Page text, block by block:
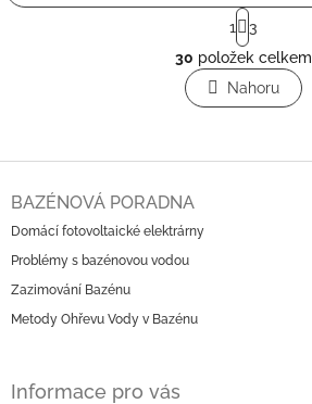
O
v
l
á
S
t
r
á
n
k
á
1
3
30 položek celkem
Nahoru
BAZÉNOVÁ PORADNA
Domácí fotovoltaické elektrárny
Problémy s bazénovou vodou
Zazimování Bazénu
Metody Ohřevu Vody v Bazénu
Informace pro vás